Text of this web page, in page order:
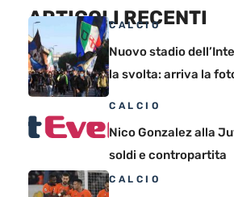
ARTICOLI RECENTI
CALCIO
Nuovo stadio
la svolta: arriva la
CALCIO
Nico Gonzalez alla
soldi e contropartita
CALCIO